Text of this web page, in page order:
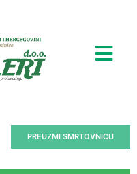
PREUZMI SMRTOVNICU